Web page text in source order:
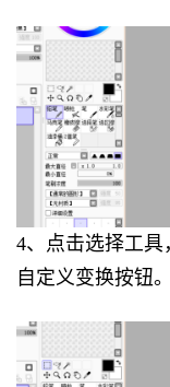
4、点击选择工具
自定义变换按钮。